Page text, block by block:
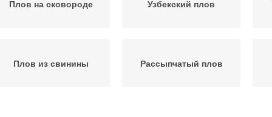
Плов на сковороде Узбекский плов
Плов из свинины Рассыпчатый плов